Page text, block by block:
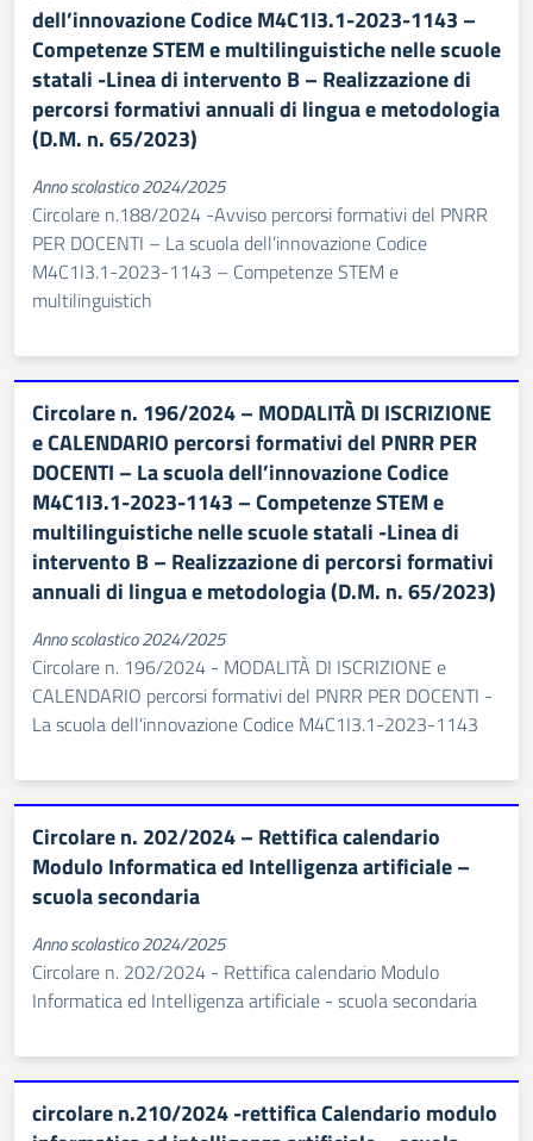
dell’innovazione Codice M4C1I3.1-2023-1143 –
Competenze STEM e multilinguistiche nelle scuole
statali -Linea di intervento B – Realizzazione di
percorsi formativi annuali di lingua e metodologia
(D.M. n. 65/2023)
Anno scolastico 2024/2025
Circolare n.188/2024 -Avviso percorsi formativi del PNRR
PER DOCENTI – La scuola dell’innovazione Codice
M4C1I3.1-2023-1143 – Competenze STEM e
multilinguistich
Circolare n. 196/2024 – MODALITÀ DI ISCRIZIONE
e CALENDARIO percorsi formativi del PNRR PER
DOCENTI – La scuola dell’innovazione Codice
M4C1I3.1-2023-1143 – Competenze STEM e
multilinguistiche nelle scuole statali -Linea di
intervento B – Realizzazione di percorsi formativi
annuali di lingua e metodologia (D.M. n. 65/2023)
Anno scolastico 2024/2025
Circolare n. 196/2024 - MODALITÀ DI ISCRIZIONE e
CALENDARIO percorsi formativi del PNRR PER DOCENTI -
La scuola dell'innovazione Codice M4C1I3.1-2023-1143
Circolare n. 202/2024 – Rettifica calendario
Modulo Informatica ed Intelligenza artificiale –
scuola secondaria
Anno scolastico 2024/2025
Circolare n. 202/2024 - Rettifica calendario Modulo
Informatica ed Intelligenza artificiale - scuola secondaria
circolare n.210/2024 -rettifica Calendario modulo